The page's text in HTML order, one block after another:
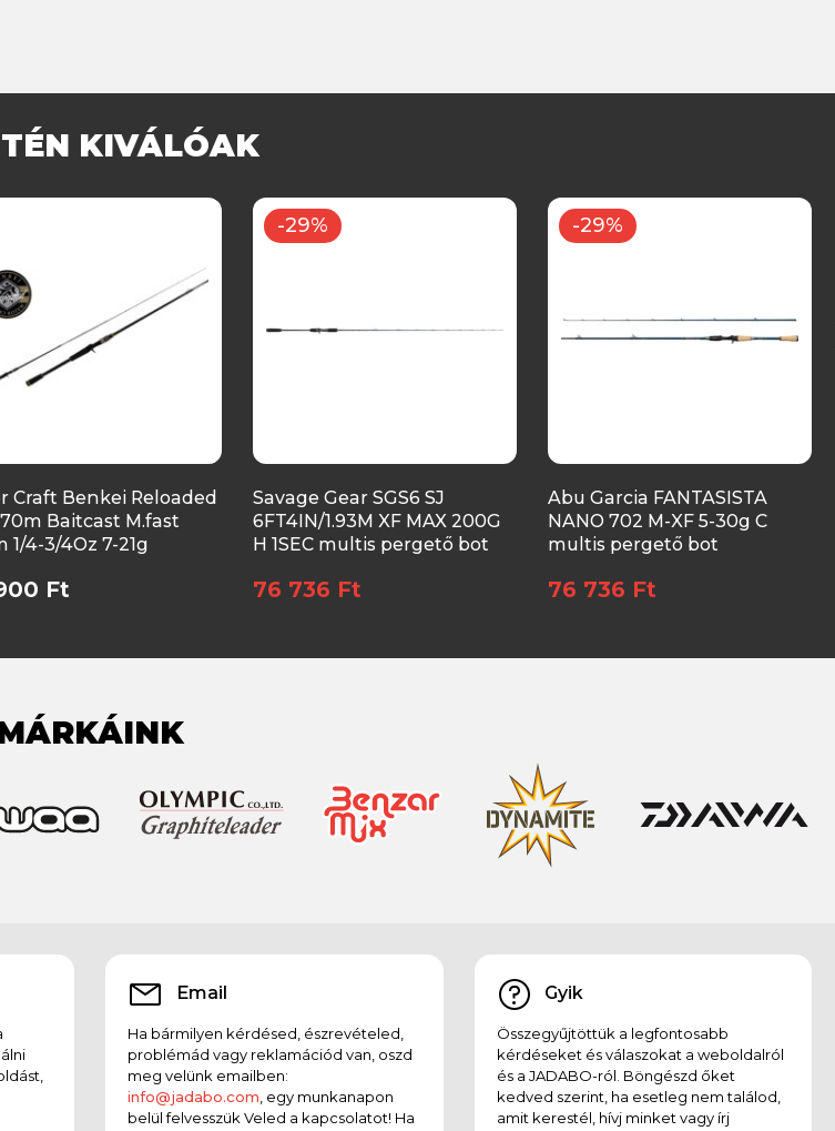
KIVÁLÓAK
Craft Benkei Reloaded
Baitcast M.fast
1/4-3/4Oz 7-21g
Ft
-29%
Savage Gear SGS6 SJ
6FT4IN/1.93M XF MAX 200G
H 1SEC multis pergető bot
76 736 Ft
-29%
Abu Garcia FANTASISTA
NANO 702 M-XF 5-30g C
multis pergető bot
76 736 Ft
Email
Ha bármilyen kérdésed, észrevételed,
problémád vagy reklamációd van, oszd
meg velünk emailben:
info@jadabo.com , egy munkanapon
belül felvesszük Veled a kapcsolatot! Ha
Gyik
Összegyűjtöttük a legfontosabb
kérdéseket és válaszokat a weboldalról
és a JADABO-ról. Böngészd őket
kedved szerint, ha esetleg nem találod,
amit kerestél, hívj minket vagy írj